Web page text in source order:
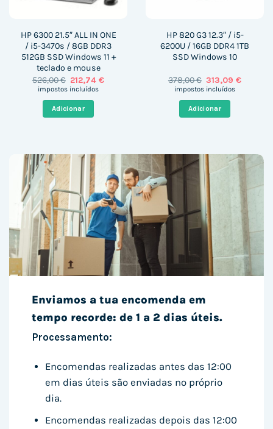
HP 6300 21.5″ ALL IN ONE
/ i5-3470s / 8GB DDR3
512GB SSD Windows 11 +
teclado e mouse
526,00€ O
preço
era:
526,00 €.
212,74€O
impostos incluídos
Adicionar
HP 820 G3 12.3″ / i5-
6200U / 16GB DDR4 1TB
SSD Windows 10
378,00€ O
preço
era:
378,00 €.
313,09€O
impostos incluídos
Adicionar
Enviamos a tua encomenda em
tempo recorde: de 1 a 2 dias úteis.
Processamento:
Encomendas realizadas antes das 12:00
em dias úteis são enviadas no próprio
dia.
Encomendas realizadas depois das 12:00